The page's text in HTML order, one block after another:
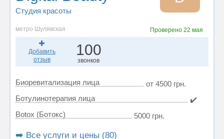
Студия красоты
метро Шулявская Проверено 22 мая
Добавить
отзыв
100
звонков
Биоревитализация лица
от 4500 грн.
Ботулинотерапия лица
✔️
Botox (Ботокс)
5000 грн.
➡️ Все услуги и цены (80)